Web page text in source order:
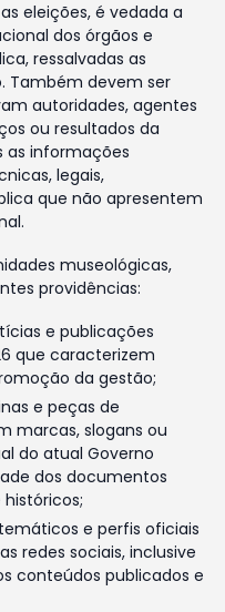
eleições, é vedada a
dos órgãos e
ressalvadas as
Também devem ser
autoridades, agentes
ou resultados da
as informações
legais,
que não apresentem
museológicas,
providências:
e publicações
que caracterizem
da gestão;
e peças de
marcas, slogans ou
do atual Governo
dos documentos
e perfis oficiais
redes sociais, inclusive
conteúdos publicados e